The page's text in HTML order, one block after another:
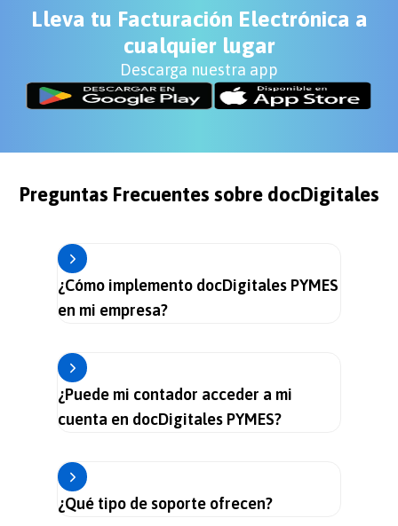
Lleva tu Facturación Electrónica a
cualquier lugar
Descarga nuestra app
Preguntas Frecuentes sobre docDigitales
¿Cómo implemento docDigitales PYMES
en mi empresa?
¿Puede mi contador acceder a mi
cuenta en docDigitales PYMES?
¿Qué tipo de soporte ofrecen?